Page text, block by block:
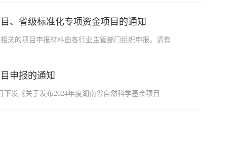
、省级标准化专项资金项目的通知
关的项目申报材料由各行业主管部门组织申报。请有
申报的通知
发《关于发布2024年度湖南省自然科学基金项目